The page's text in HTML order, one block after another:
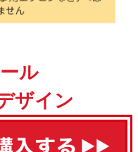
ル
ザイン